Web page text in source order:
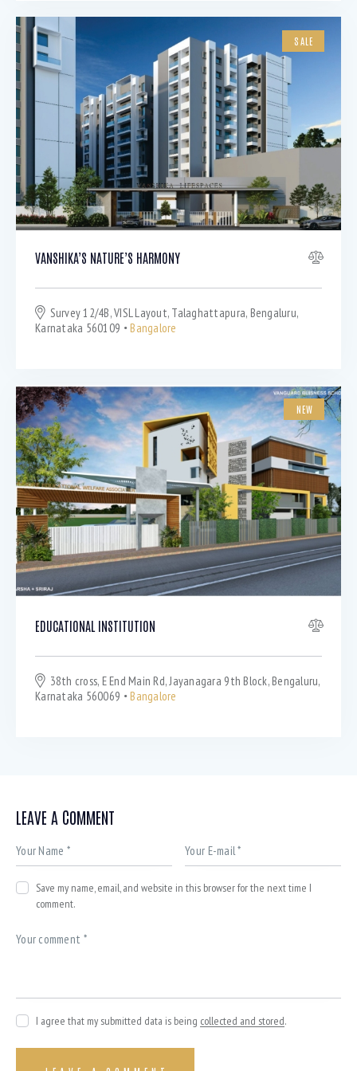
SALE
VANSHIKA’S NATURE’S HARMONY
Survey 12/4B, VISL Layout, Talaghattapura, Bengaluru,
Karnataka 560109
Bangalore
NEW
EDUCATIONAL INSTITUTION
38th cross, E End Main Rd, Jayanagara 9th Block, Bengaluru,
Karnataka 560069
Bangalore
LEAVE A COMMENT
Save my name, email, and website in this browser for the next time I
comment.
I agree that my submitted data is being collected and stored.